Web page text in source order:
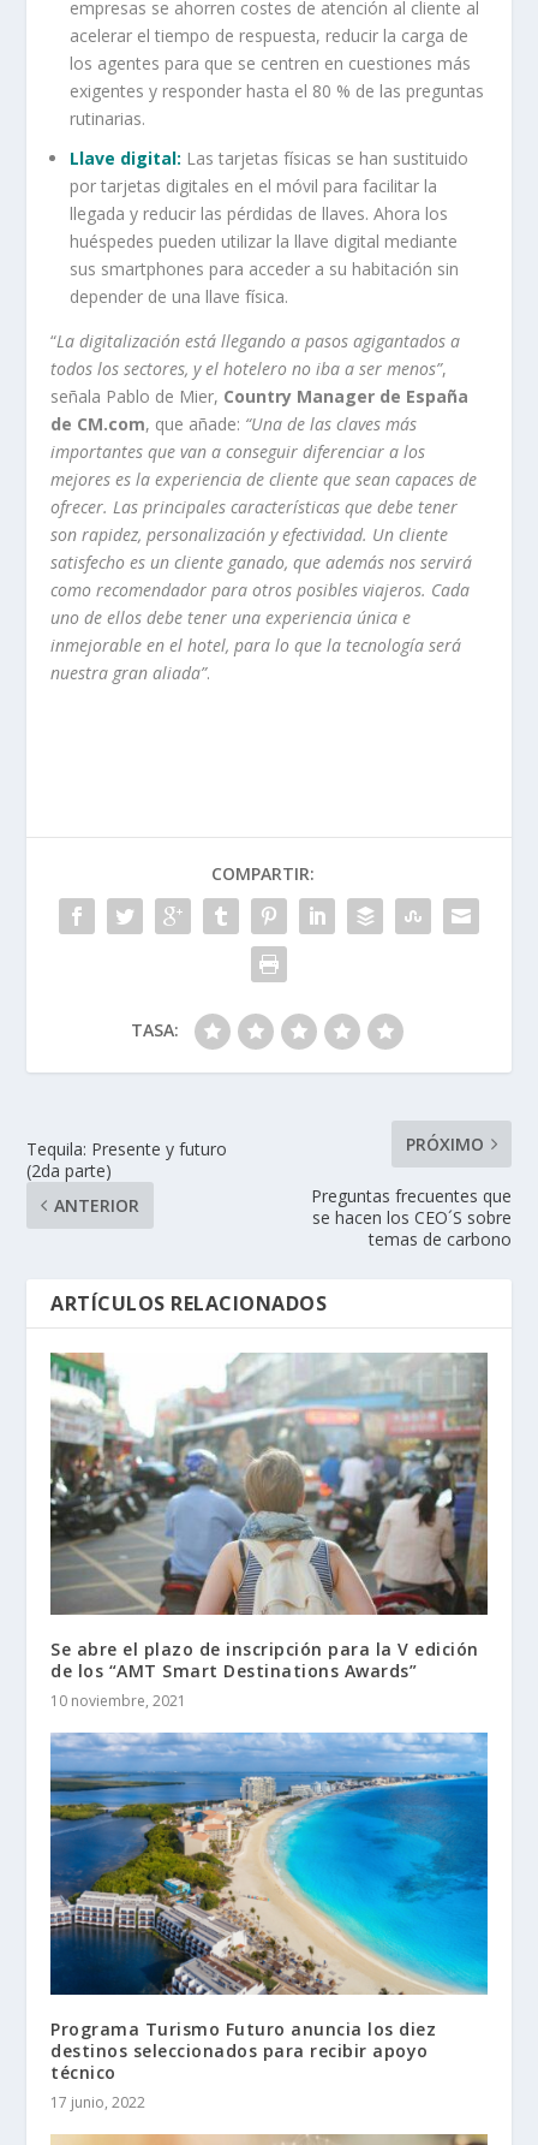
empresas se ahorren costes de atención al cliente al
acelerar el tiempo de respuesta, reducir la carga de
los agentes para que se centren en cuestiones más
exigentes y responder hasta el 80 % de las preguntas
rutinarias.
Llave digital: Las tarjetas físicas se han sustituido
por tarjetas digitales en el móvil para facilitar la
llegada y reducir las pérdidas de llaves. Ahora los
huéspedes pueden utilizar la llave digital mediante
sus smartphones para acceder a su habitación sin
depender de una llave física.
“La digitalización está llegando a pasos agigantados a
todos los sectores, y el hotelero no iba a ser menos”,
señala Pablo de Mier, Country Manager de España
de CM.com, que añade: “Una de las claves más
importantes que van a conseguir diferenciar a los
mejores es la experiencia de cliente que sean capaces de
ofrecer. Las principales características que debe tener
son rapidez, personalización y efectividad. Un cliente
satisfecho es un cliente ganado, que además nos servirá
como recomendador para otros posibles viajeros. Cada
uno de ellos debe tener una experiencia única e
inmejorable en el hotel, para lo que la tecnología será
nuestra gran aliada”.
COMPARTIR:
TASA:
Tequila: Presente y futuro
(2da parte)
ANTERIOR
PRÓXIMO
Preguntas frecuentes que
se hacen los CEO´S sobre
temas de carbono
ARTÍCULOS RELACIONADOS
Se abre el plazo de inscripción para la V edición
de los “AMT Smart Destinations Awards”
10 noviembre, 2021
Programa Turismo Futuro anuncia los diez
destinos seleccionados para recibir apoyo
técnico
17 junio, 2022